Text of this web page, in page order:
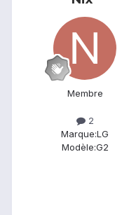
Membre
2
Marque:LG
Modèle:G2